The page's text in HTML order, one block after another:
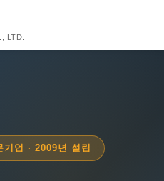
LTD.
업 · 2009년 설립